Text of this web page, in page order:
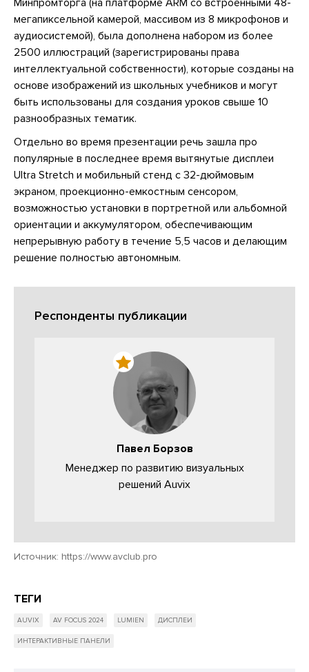
Минпромторга (на платформе ARM со встроенными 48-
мегапиксельной камерой, массивом из 8 микрофонов и
аудиосистемой), была дополнена набором из более
2500 иллюстраций (зарегистрированы права
интеллектуальной собственности), которые созданы на
основе изображений из школьных учебников и могут
быть использованы для создания уроков свыше 10
разнообразных тематик.
Отдельно во время презентации речь зашла про
популярные в последнее время вытянутые дисплеи
Ultra Stretch и мобильный стенд с 32-дюймовым
экраном, проекционно-емкостным сенсором,
возможностью установки в портретной или альбомной
ориентации и аккумулятором, обеспечивающим
непрерывную работу в течение 5,5 часов и делающим
решение полностью автономным.
Респонденты публикации
Павел Борзов
Менеджер по развитию визуальных
решений Auvix
Источник: https://www.avclub.pro
ТЕГИ
AUVIX AV FOCUS 2024 LUMIEN ДИСПЛЕИ
ИНТЕРАКТИВНЫЕ ПАНЕЛИ